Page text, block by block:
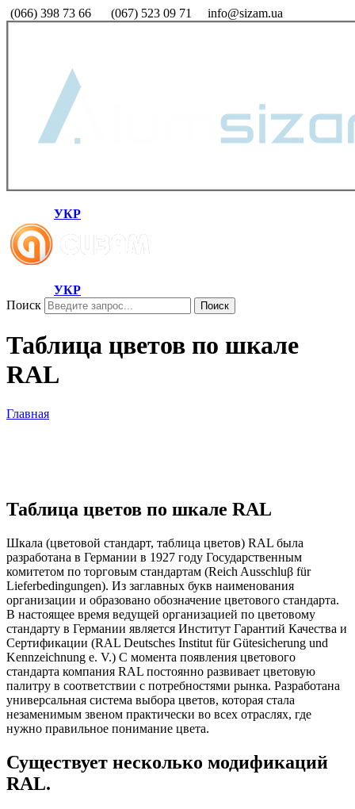
(066) 398 73 66 (067) 523 09 71 info@sizam.ua
УКР
УКР
Поиск
Поиск
Таблица цветов по шкале
RAL
Главная
Таблица цветов по шкале RAL
Шкала (цветовой стандарт, таблица цветов) RAL была
разработана в Германии в 1927 году Государственным
комитетом по торговым стандартам (Reich Ausschluβ für
Lieferbedingungen). Из заглавных букв наименования
организации и образовано обозначение цветового стандарта.
В настоящее время ведущей организацией по цветовому
стандарту в Германии является Институт Гарантий Качества и
Сертификации (RAL Deutsches Institut für Gütesicherung und
Kennzeichnung e. V.) С момента появления цветового
стандарта компания RAL постоянно развивает цветовую
палитру в соответствии с потребностями рынка. Разработана
универсальная система выбора цветов, которая стала
незаменимым звеном практически во всех отраслях, где
нужно правильное понимание цвета.
Существует несколько модификаций
RAL.